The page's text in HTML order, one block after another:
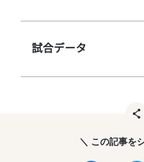
試合データ
＼ この記事を